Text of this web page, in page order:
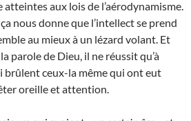
aux lois de l’aérodynamisme.
nous donne que l’intellect se prend
au mieux à un lézard volant. Et
parole de Dieu, il ne réussit qu’à
brûlent ceux-la même qui ont eut
oreille et attention.